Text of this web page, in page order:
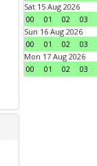
Sat 15 Aug 2026
00
01 02 03
Sun 16 Aug 2026
00
01 02 03
Mon 17 Aug 2026
00
01 02 03